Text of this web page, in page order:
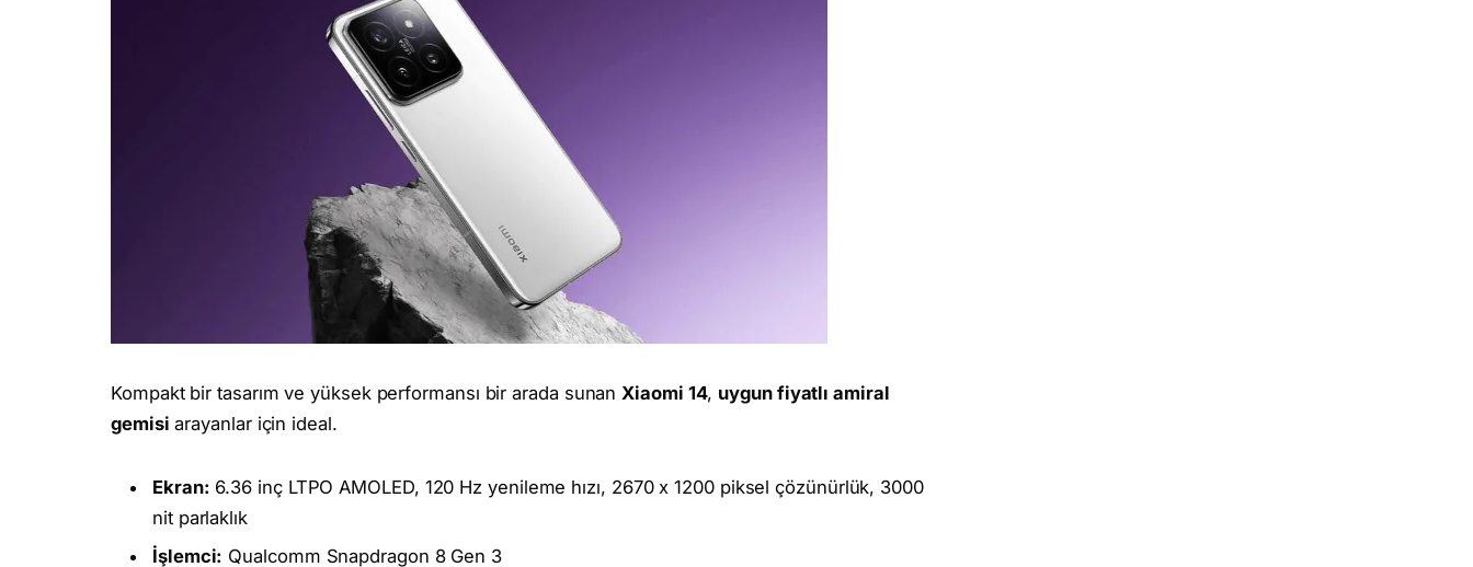
Kompakt bir tasarım ve yüksek performansı bir arada sunanXiaomi 14, uygun fiyatlı amiral
gemisi arayanlar için ideal.
Ekran: 6.36 inç LTPO AMOLED, 120 Hz yenileme hızı, 2670 x 1200 piksel çözünürlük, 3000
nit parlaklık
İşlemci: Qualcomm Snapdragon 8 Gen 3